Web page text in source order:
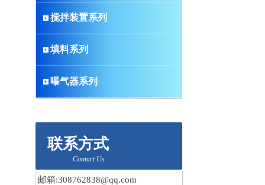
搅拌装置系列
填料系列
曝气器系列
联系方式
Contact Us
邮箱:308762838@qq.com